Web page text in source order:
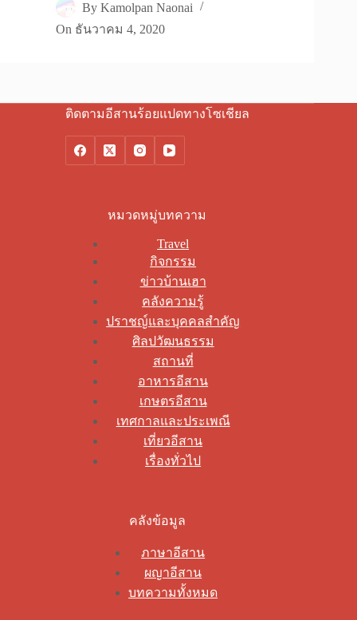
By Kamolpan Naonai
On ธันวาคม 4, 2020
ติดตามอีสานร้อยแปดทางโซเชียล
หมวดหมู่บทความ
Travel
กิจกรรม
ข่าวบ้านเฮา
คลังความรู้
ปราชญ์และบุคคลสำคัญ
ศิลปวัฒนธรรม
สถานที่
อาหารอีสาน
เกษตรอีสาน
เทศกาลและประเพณี
เที่ยวอีสาน
เรื่องทั่วไป
คลังข้อมูล
ภาษาอีสาน
ผญาอีสาน
บทความทั้งหมด